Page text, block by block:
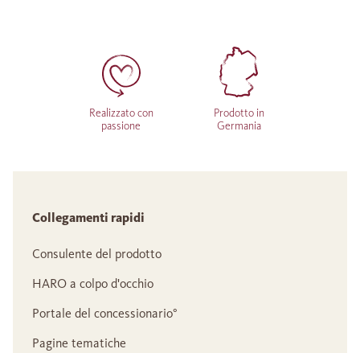
Realizzato con
passione
Prodotto in
Germania
Collegamenti rapidi
Consulente del prodotto
HARO a colpo d'occhio
Portale del concessionario°
Pagine tematiche